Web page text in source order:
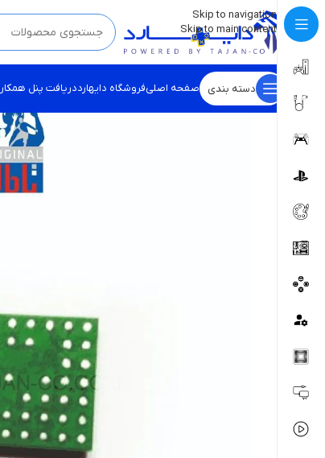
Skip to navigation
Skip to main content
💡برچسب و اسکین کنسول ها بروز شد . . . اینجا کیک کن !
دسته بندی صفحه اصلیفروشگاه دایهارددریافت پنل همکار